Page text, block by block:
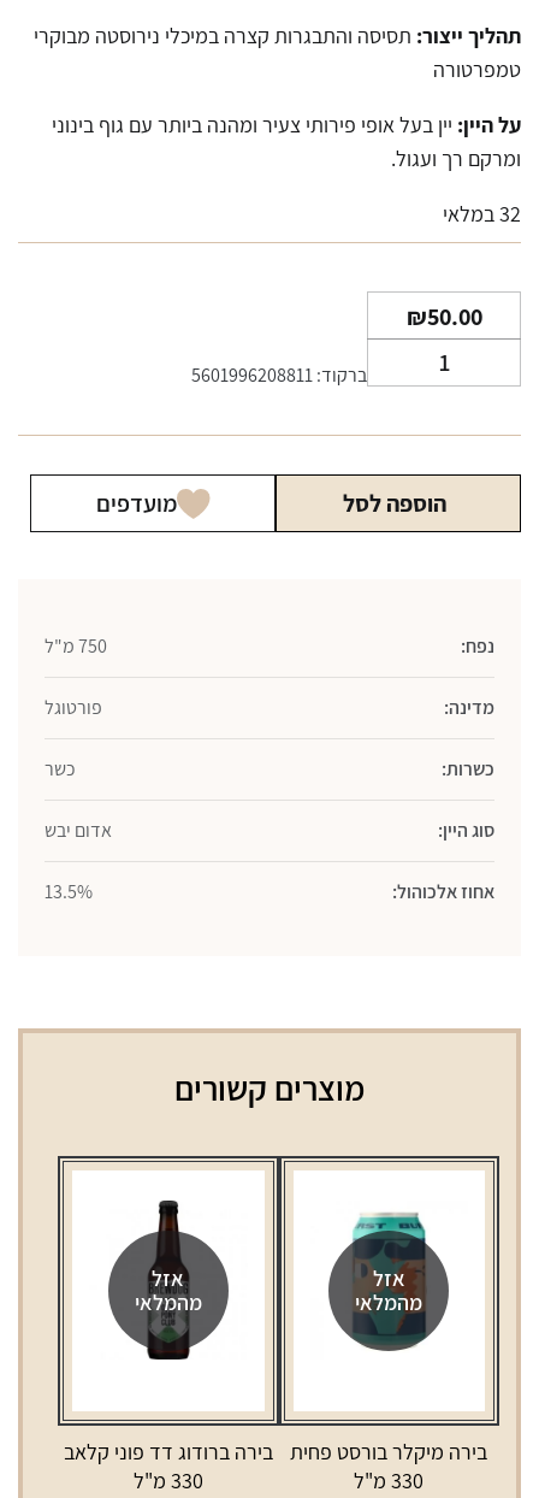
תהליך ייצור: תסיסה והתבגרות קצרה במיכלי נירוסטה מבוקרי
טמפרטורה
על היין: יין בעל אופי פירותי צעיר ומהנה ביותר עם גוף בינוני
ומרקם רך ועגול.
32 במלאי
₪50.00
של
ברקוד: 5601996208811
הוספה לסל מועדפים
נפח: 750 מ"ל
מדינה: פורטוגל
כשרות: כשר
סוג היין: אדום יבש
אחוז אלכוהול: 13.5%
מוצרים קשורים
אזל
מהמלאי
בירה מיקלר בורסט פחית
330 מ"ל
אזל
מהמלאי
בירה ברודוג דד פוני קלאב
330 מ"ל